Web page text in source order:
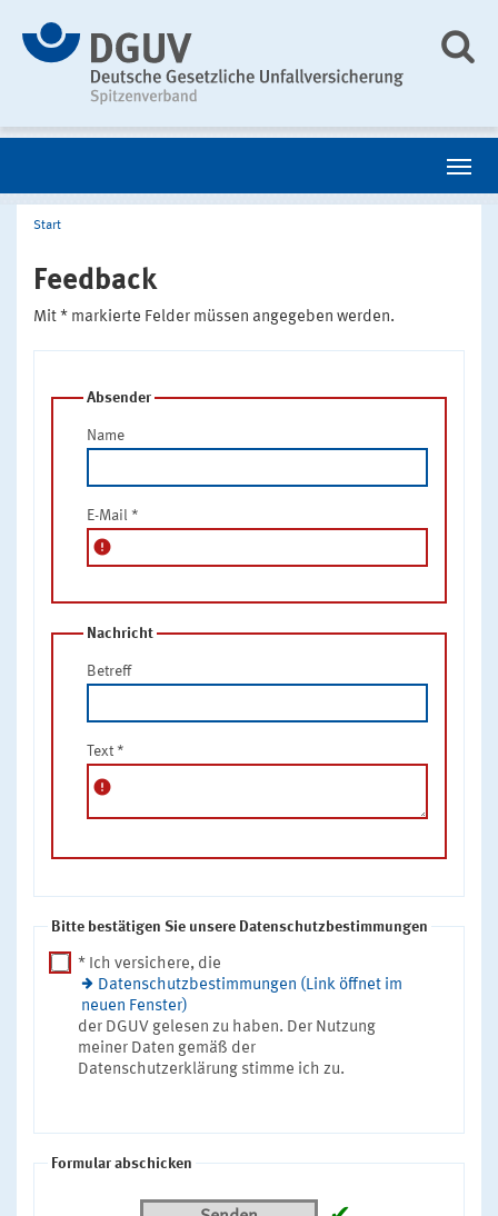
Start
Feedback
Mit * markierte Felder müssen angegeben werden.
Absender
Name
E-Mail *
error
Nachricht
Betreff
Text *
error
Bitte bestätigen Sie unsere Datenschutzbestimmungen
* Ich versichere, die
Datenschutzbestimmungen (Link öffnet im
neuen Fenster)
der DGUV gelesen zu haben. Der Nutzung
meiner Daten gemäß der
Datenschutzerklärung stimme ich zu.
Formular abschicken